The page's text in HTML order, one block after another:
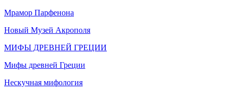
Мрамор Парфенона
Новый Музей Акрополя
МИФЫ ДРЕВНЕЙ ГРЕЦИИ
Мифы древней Греции
Нескучная мифология